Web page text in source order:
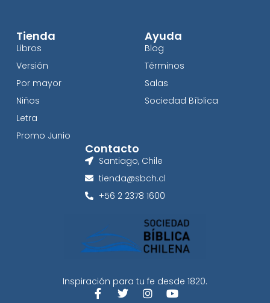
Inspiración para tu fe desde 1820.
Tienda
Libros
Versión
Por mayor
Niños
Letra
Promo Junio
Ayuda
Blog
Términos
Salas
Sociedad Bíblica
Contacto
Santiago, Chile
tienda@sbch.cl
+56 2 2378 1600